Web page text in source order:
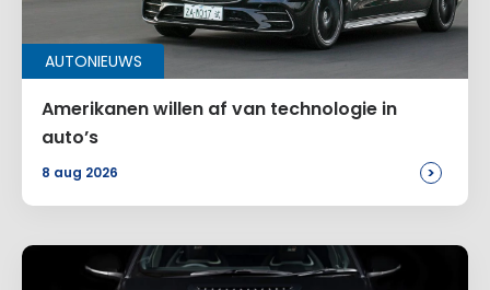
AUTONIEUWS
Amerikanen willen af van technologie in
auto’s
8 aug 2026 >